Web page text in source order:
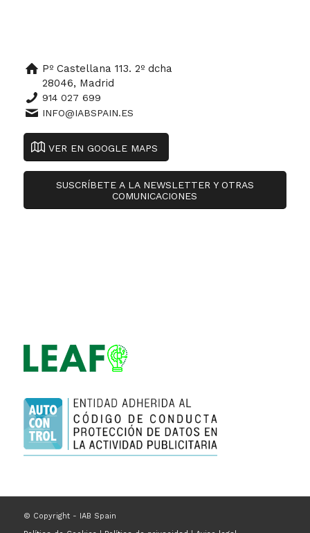
Pº Castellana 113. 2º dcha
28046, Madrid
914 027 699
INFO@IABSPAIN.ES
VER EN GOOGLE MAPS
SUSCRÍBETE A LA NEWSLETTER Y OTRAS
COMUNICACIONES
© Copyright - IAB Spain